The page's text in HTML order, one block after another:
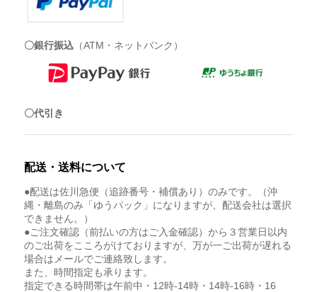
〇銀行振込 （ATM・ネットバンク）
〇代引き
配送・送料について
●配送は佐川急便（追跡番号・補償あり）のみです。（沖
縄・離島のみ「ゆうパック」になりますが、配送会社は選択
できません。）
●ご注文確認（前払いの方はご入金確認）から３営業日以内
のご出荷をこころがけておりますが、万が一ご出荷が遅れる
場合はメールでご連絡致します。
また、時間指定も承ります。
指定できる時間帯は午前中・12時-14時・14時-16時・16